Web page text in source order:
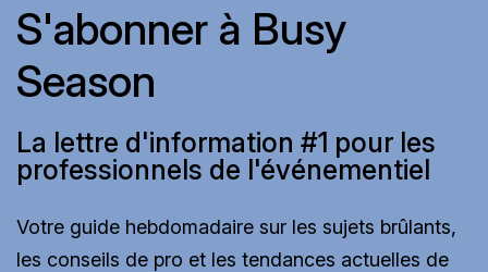
S'abonner à Busy
Season
La lettre d'information #1 pour les
professionnels de l'événementiel
Votre guide hebdomadaire sur les sujets brûlants,
les conseils de pro et les tendances actuelles de